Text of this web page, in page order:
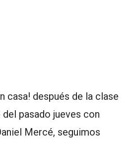
casa! después de la clase
pasado jueves con
Mercé, seguimos